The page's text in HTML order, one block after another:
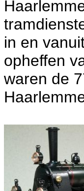
in en
opheffen
waren de